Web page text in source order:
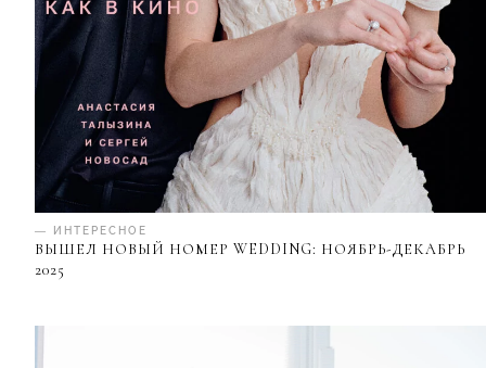
— ИНТЕРЕСНОЕ
ВЫШЕЛ НОВЫЙ НОМЕР WEDDING: НОЯБРЬ-ДЕКАБРЬ
2025